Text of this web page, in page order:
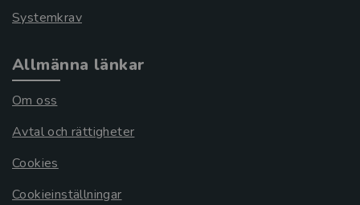
Systemkrav
Allmänna länkar
Om oss
Avtal och rättigheter
Cookies
Cookieinställningar